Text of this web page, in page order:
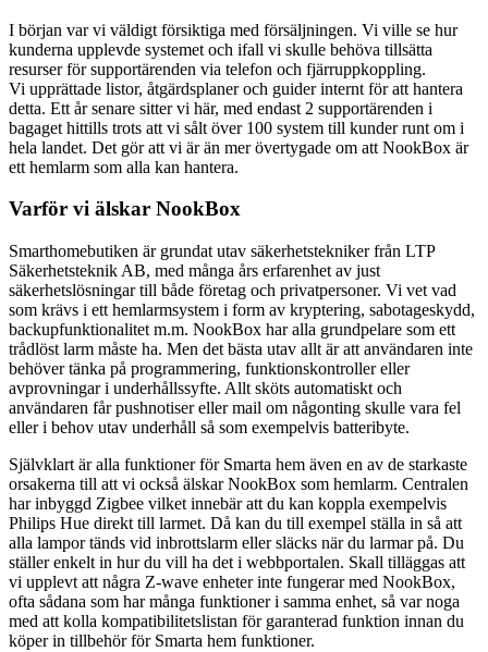
I början var vi väldigt försiktiga med försäljningen. Vi ville se hur
kunderna upplevde systemet och ifall vi skulle behöva tillsätta
resurser för supportärenden via telefon och fjärruppkoppling.
Vi upprättade listor, åtgärdsplaner och guider internt för att hantera
detta. Ett år senare sitter vi här, med endast 2 supportärenden i
bagaget hittills trots att vi sålt över 100 system till kunder runt om i
hela landet. Det gör att vi är än mer övertygade om att NookBox är
ett hemlarm som alla kan hantera.
Varför vi älskar NookBox
Smarthomebutiken är grundat utav säkerhetstekniker från LTP
Säkerhetsteknik AB, med många års erfarenhet av just
säkerhetslösningar till både företag och privatpersoner. Vi vet vad
som krävs i ett hemlarmsystem i form av kryptering, sabotageskydd,
backupfunktionalitet m.m. NookBox har alla grundpelare som ett
trådlöst larm måste ha. Men det bästa utav allt är att användaren inte
behöver tänka på programmering, funktionskontroller eller
avprovningar i underhållssyfte. Allt sköts automatiskt och
användaren får pushnotiser eller mail om någonting skulle vara fel
eller i behov utav underhåll så som exempelvis batteribyte.
Självklart är alla funktioner för Smarta hem även en av de starkaste
orsakerna till att vi också älskar NookBox som hemlarm. Centralen
har inbyggd Zigbee vilket innebär att du kan koppla exempelvis
Philips Hue direkt till larmet. Då kan du till exempel ställa in så att
alla lampor tänds vid inbrottslarm eller släcks när du larmar på. Du
ställer enkelt in hur du vill ha det i webbportalen. Skall tilläggas att
vi upplevt att några Z-wave enheter inte fungerar med NookBox,
ofta sådana som har många funktioner i samma enhet, så var noga
med att kolla kompatibilitetslistan för garanterad funktion innan du
köper in tillbehör för Smarta hem funktioner.